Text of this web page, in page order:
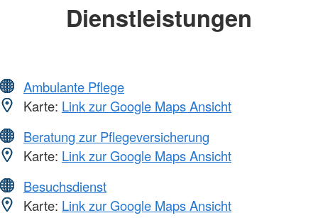
Dienstleistungen
Ambulante Pflege
Karte: Link zur Google Maps Ansicht
Beratung zur Pflegeversicherung
Karte: Link zur Google Maps Ansicht
Besuchsdienst
Karte: Link zur Google Maps Ansicht